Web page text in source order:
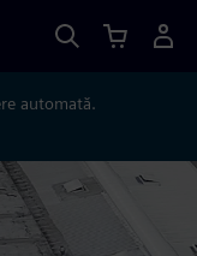
automată.